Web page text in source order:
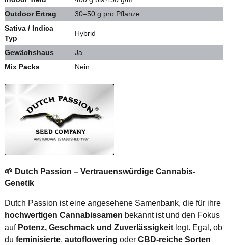
Outdoor Ertrag
30–50 g pro Pflanze.
Sativa / Indica
Typ
Hybrid
Gewächshaus
Ja
Mix Packs
Nein
🌱 Dutch Passion – Vertrauenswürdige Cannabis-
Genetik
Dutch Passion ist eine angesehene Samenbank, die für ihre
hochwertigen Cannabissamen bekannt ist und den Fokus
auf Potenz, Geschmack und Zuverlässigkeitlegt. Egal, ob
du feminisierte, autoflowering oder CBD-reiche Sorten